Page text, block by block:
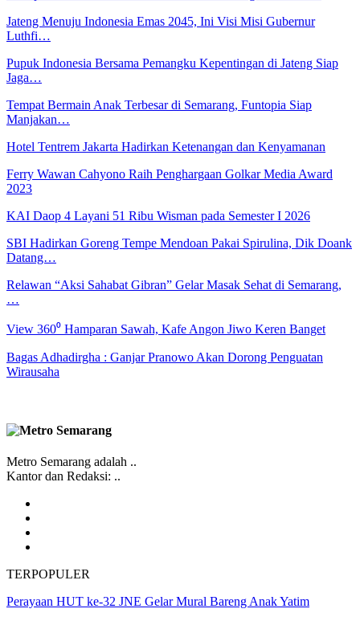
Jateng Menuju Indonesia Emas 2045, Ini Visi Misi Gubernur
Luthfi…
Pupuk Indonesia Bersama Pemangku Kepentingan di Jateng Siap
Jaga…
Tempat Bermain Anak Terbesar di Semarang, Funtopia Siap
Manjakan…
Hotel Tentrem Jakarta Hadirkan Ketenangan dan Kenyamanan
Ferry Wawan Cahyono Raih Penghargaan Golkar Media Award
2023
KAI Daop 4 Layani 51 Ribu Wisman pada Semester I 2026
SBI Hadirkan Goreng Tempe Mendoan Pakai Spirulina, Dik Doank
Datang…
Relawan “Aksi Sahabat Gibran” Gelar Masak Sehat di Semarang,
…
View 360⁰ Hamparan Sawah, Kafe Angon Jiwo Keren Banget
Bagas Adhadirgha : Ganjar Pranowo Akan Dorong Penguatan
Wirausaha
Metro Semarang adalah ..
Kantor dan Redaksi: ..
TERPOPULER
Perayaan HUT ke-32 JNE Gelar Mural Bareng Anak Yatim